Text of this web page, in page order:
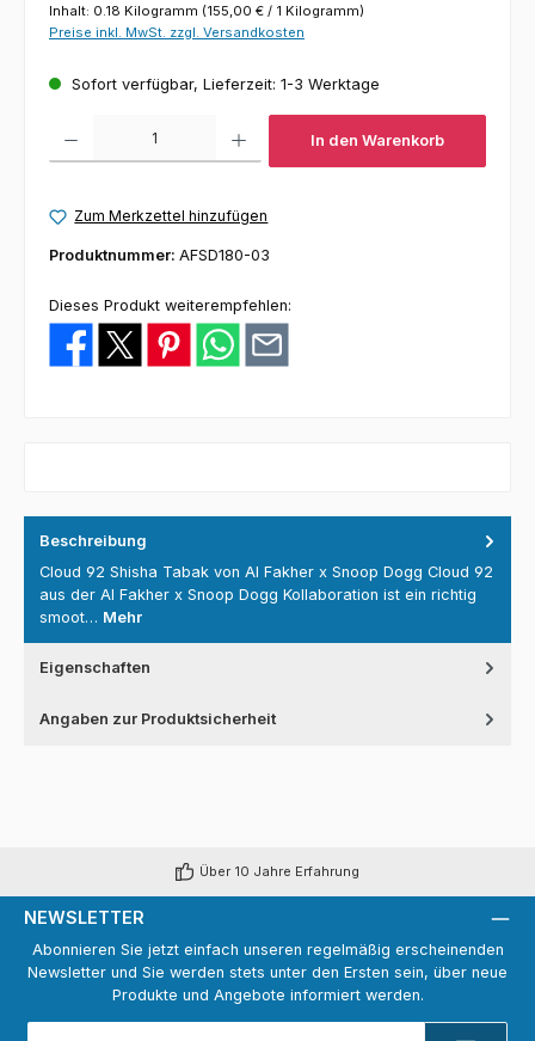
Inhalt: 0.18 Kilogramm (155,00 € / 1 Kilogramm)
Preise inkl. MwSt. zzgl. Versandkosten
Sofort verfügbar, Lieferzeit: 1-3 Werktage
In den Warenkorb
Zum Merkzettel hinzufügen
Produktnummer: AFSD180-03
Dieses Produkt weiterempfehlen:
Beschreibung
Cloud 92 Shisha Tabak von Al Fakher x Snoop Dogg Cloud 92
aus der Al Fakher x Snoop Dogg Kollaboration ist ein richtig
smoot… Mehr
Eigenschaften
Angaben zur Produktsicherheit
Über 10 Jahre Erfahrung
NEWSLETTER
Abonnieren Sie jetzt einfach unseren regelmäßig erscheinenden
Newsletter und Sie werden stets unter den Ersten sein, über neue
Produkte und Angebote informiert werden.